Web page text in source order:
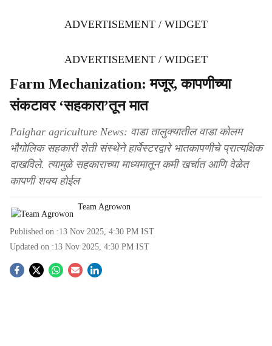
ADVERTISEMENT / WIDGET
ADVERTISEMENT / WIDGET
Farm Mechanization: मजूर, कापणीच्या
संकटावर ‘सहकारा’तून मात
Palghar agriculture News: वाडा तालुक्यातील वाडा कोलम
भौगोलिक सहकारी शेती संस्थेने हार्वेस्टरद्वारे भातकापणीचे प्रात्यक्षिक
दाखविले. त्यामुळे सहकाराच्या माध्यमातून कमी खर्चात आणि वेळेत
कापणी शक्य होईल
Team Agrowon
Published on :13 Nov 2025, 4:30 PM IST
Updated on :13 Nov 2025, 4:30 PM IST
S